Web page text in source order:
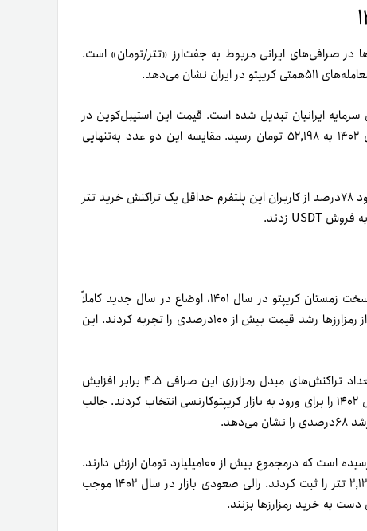
سالانه رمزارزها در صرافی‌های ایرانی مربوط به جفت‌ارز «تتر‌‌/‌تومان» است.
ایرانیان تبدیل شده است. قیمت این استیبل‌کوین در
سال ۱۳۹۷ به‌طور میانگین ۱۲,۴۲۲ تومان بود که این عدد در سال ۱۴۰۲ به ۵۲,۱۹۸ تومان رسید. مقایسه این دو عدد به‌تنهایی
تتر محبوب‌ترین رمزارز بین کاربران تترلند است. در سال ۱۴۰۲، حدود ۷۸درصد از کاربران این پلتفرم حداقل یک تراکنش خرید تتر
به‌گفته گزارش سال ۱۴۰۲ تترلند، بعد از پشت‌سر‌گذاشتن روزهای سخت زمستان کریپتو در سال ۱۴۰۱، اوضاع در سال جدید کاملاً
تغییر کرد و بهار رمزارزها از راه رسید. در طول سال ۱۴۰۲، بسیاری از رمزارزها رشد قیمت بیش از ۱۰۰‌درصدی را تجربه کردند. این
در سال ۱۴۰۲، تعداد تراکنش‌های بازار تترلند حدود ۱۳درصد و تعداد تراکنش‌های مبدل رمزارزی این صرافی ۴.۵ برابر افزایش
یافت. بخشی از این دستاورد مربوط به کاربران جدیدی بود که سال ۱۴۰۲ را برای ورود به بازار کریپتوکارنسی انتخاب کردند. جالب
میانگین تعداد تراکنش‌های تترلند به بیش از ۲۰هزار مورد در روز رسیده است که در‌مجموع بیش از ۱۰۰میلیارد تومان ارزش دارند.
در سال ۱۴۰۲، کاربران فعال تترلند به‌طور میانگین حجم معامله ۲,۱۲۷ تتر را ثبت کردند. رالی صعودی بازار در سال ۱۴۰۲ موجب
دست به خرید رمزارزها بزنند.